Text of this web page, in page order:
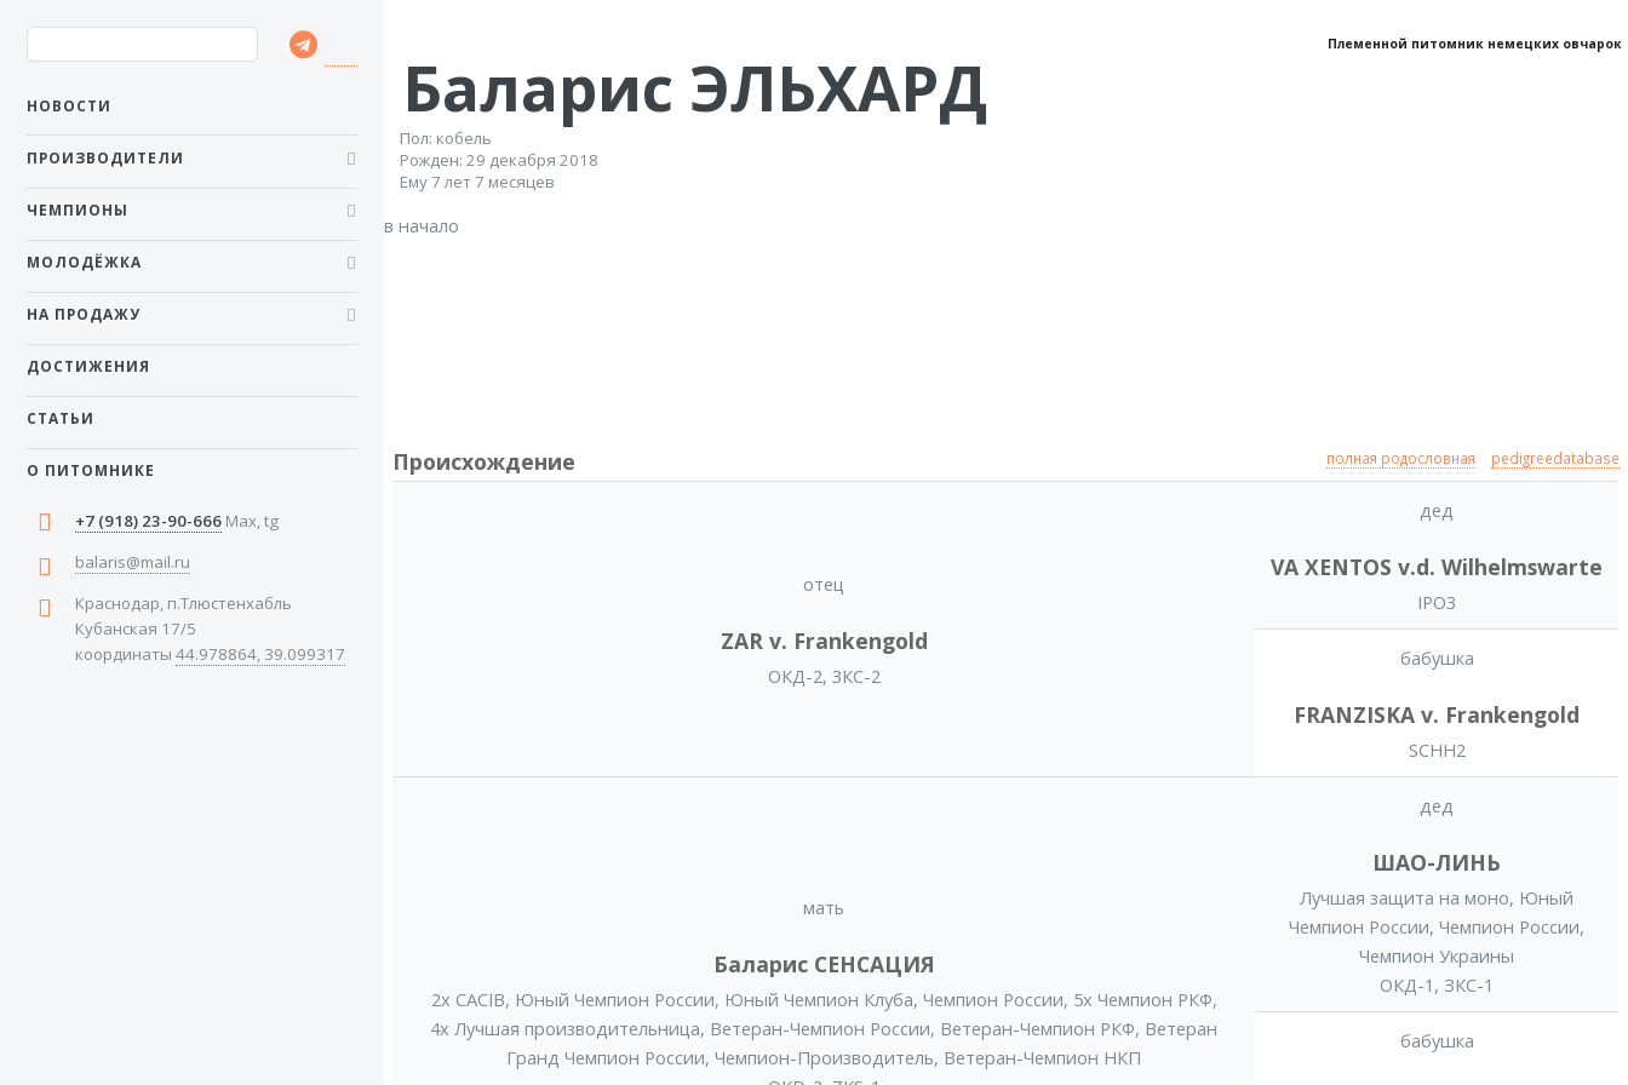
НОВОСТИ
ПРОИЗВОДИТЕЛИ
ЧЕМПИОНЫ
МОЛОДЁЖКА
НА ПРОДАЖУ
ДОСТИЖЕНИЯ
СТАТЬИ
О ПИТОМНИКЕ
+7 (918) 23-90-666Max, tg
balaris@mail.ru
Краснодар, п.Тлюстенхабль
Кубанская 17/5
координаты 44.978864, 39.099317
Племенной питомник немецких овчарок
Баларис ЭЛЬХАРД
Пол: кобель
Рожден: 29 декабря 2018
Ему 7 лет 7 месяцев
в начало
Происхождение полная родословная pedigreedatabase
отец
ZAR v. Frankengold
ОКД-2, 3КС-2
дед
VA XENTOS v.d. Wilhelmswarte
IPO3
бабушка
FRANZISKA v. Frankengold
SCHH2
мать
Баларис СЕНСАЦИЯ
2x CACIB, Юный Чемпион России, Юный Чемпион Клуба, Чемпион России, 5x Чемпион РКФ,
4x Лучшая производительница, Ветеран-Чемпион России, Ветеран-Чемпион РКФ, Ветеран
Гранд Чемпион России,Чемпион-Производитель, Ветеран-Чемпион НКП
дед
ШАО-ЛИНЬ
Лучшая защита на моно, Юный
Чемпион России,Чемпион России,
Чемпион Украины
ОКД-1, ЗКС-1
бабушка